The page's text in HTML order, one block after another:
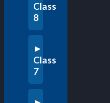
Class
8
Class
7